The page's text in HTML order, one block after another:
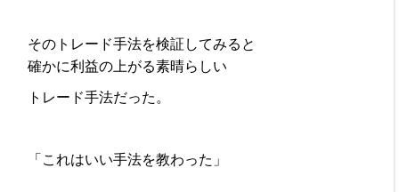
そのトレード手法を検証してみると
確かに利益の上がる素晴らしい
トレード手法だった。
「これはいい手法を教わった」